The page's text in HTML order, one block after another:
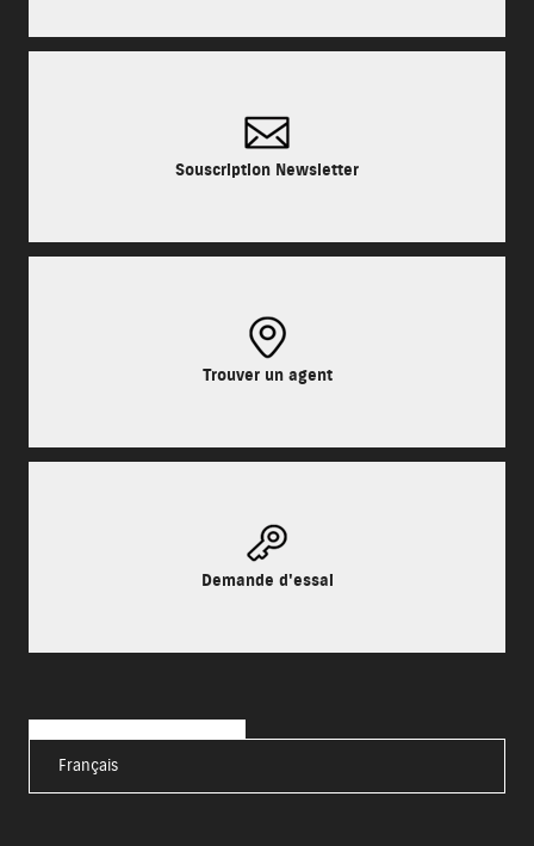
Souscription Newsletter
Trouver un agent
Demande d'essai
Français